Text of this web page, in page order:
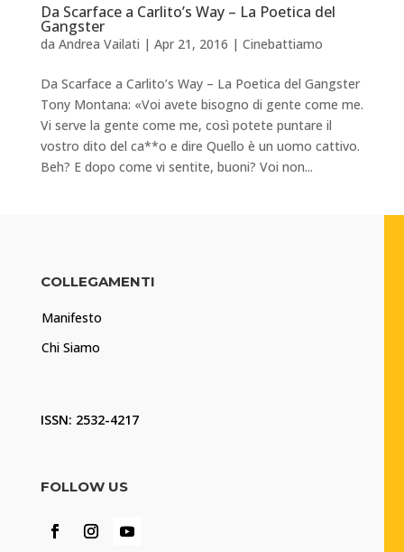
Da Scarface a Carlito’s Way – La Poetica del
Gangster
da Andrea Vailati | Apr 21, 2016 | Cinebattiamo
Da Scarface a Carlito’s Way – La Poetica del Gangster
Tony Montana: «Voi avete bisogno di gente come me.
Vi serve la gente come me, così potete puntare il
vostro dito del ca**o e dire Quello è un uomo cattivo.
Beh? E dopo come vi sentite, buoni? Voi non...
COLLEGAMENTI
Manifesto
Chi Siamo
ISSN: 2532-4217
FOLLOW US